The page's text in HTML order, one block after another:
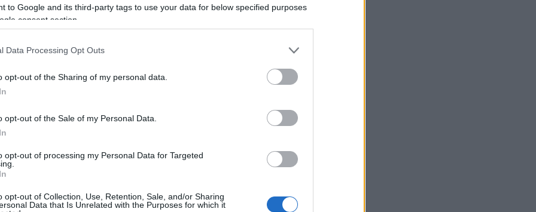
to Google and its third-party tags to use your data for below specified purposes
consent section.
Data Processing Opt Outs
opt-out of the Sharing of my personal data.
opt-out of the Sale of my Personal Data.
opt-out of processing my Personal Data for Targeted
opt-out of Collection, Use, Retention, Sale, and/or Sharing
Data that Is Unrelated with the Purposes for which it
παρουσιάζει την
Έκθεσης Αυτοκινήτου των